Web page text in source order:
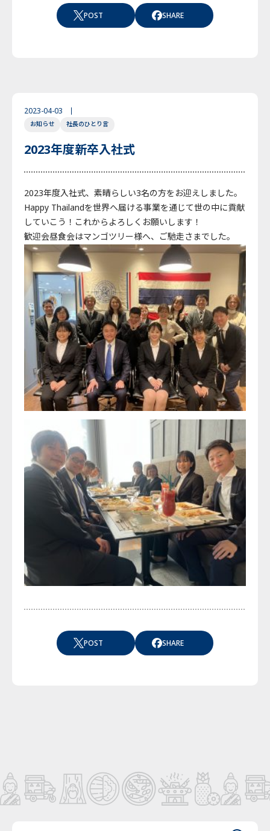
POST SHARE
2023-04-03
お知らせ 社長のひとり言
2023年度新卒入社式
2023年度入社式、素晴らしい3名の方をお迎えしました。
Happy Thailandを世界へ届ける事業を通じて世の中に貢献
していこう！これからよろしくお願いします！
歓迎会昼食会はマンゴツリー様へ、ご馳走さまでした。
POST SHARE